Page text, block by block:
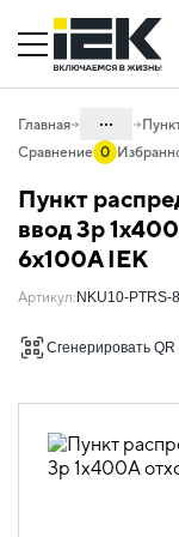
Главная ...
50.
50.03 ПР
50.03.02
Сравнение 0
Пункт
ввод 3p
6х100А IEK
Артикул: NKU10-PTRS-
Сгенерировать QR